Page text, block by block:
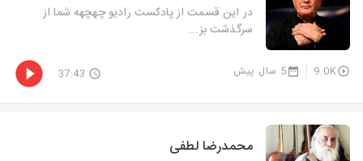
در این قسمت از پادکست رادیو چهچهه شما از
سرگذشت بز...
9.0K 5 سال پیش 37:43
محمدرضا لطفی